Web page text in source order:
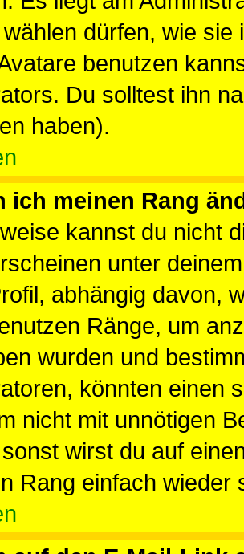
dürfen, wie
benutzen
Du solltest ihn
haben).
ich meinen Rang
kannst du nicht
unter
abhängig davon,
Ränge, um
wurden und
könnten einen
nicht mit unnötigen
wirst du auf
Rang einfach wieder